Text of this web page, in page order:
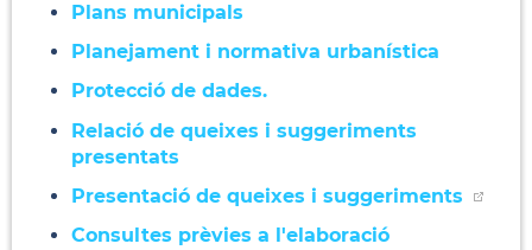
Plans municipals
Planejament i normativa urbanística
Protecció de dades.
Relació de queixes i suggeriments
presentats
Presentació de queixes i suggeriments
Consultes prèvies a l'elaboració